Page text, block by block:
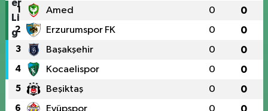
1 Amed 0 0
2 Erzurumspor FK 0 0
3 Başakşehir 0 0
4 Kocaelispor 0 0
5 Beşiktaş 0 0
6 Eyüpspor 0 0